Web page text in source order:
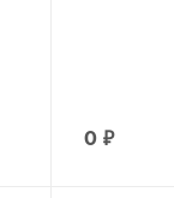
0₽